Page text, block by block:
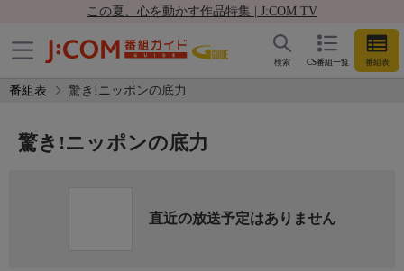
この夏、心を動かす作品特集 | J:COM TV
CS番組一覧 番組表
検索
番組表 驚き!ニッポンの底力
驚き!ニッポンの底力
直近の放送予定はありません